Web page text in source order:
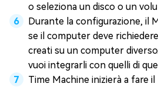
o seleziona un disco o un
Durante la configurazione, il
se il computer deve
creati su un computer
vuoi integrarli con quelli di
Time Machine inizierà a fare